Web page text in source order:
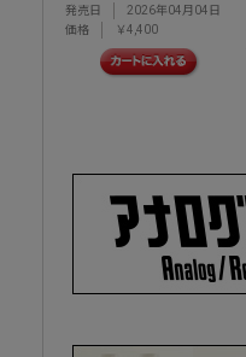
発売日
2026年04月04日
価格
￥4,400